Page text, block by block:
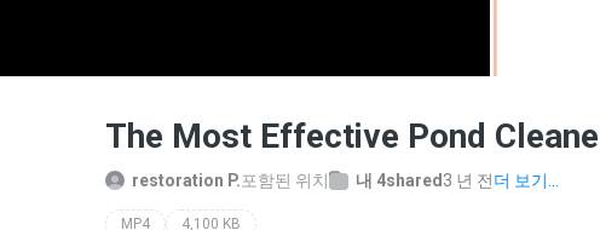
The Most Effective Pond
restoration P.포함된 위치 내 4shared 3 년 전더 보기...
MP4 4,100 KB